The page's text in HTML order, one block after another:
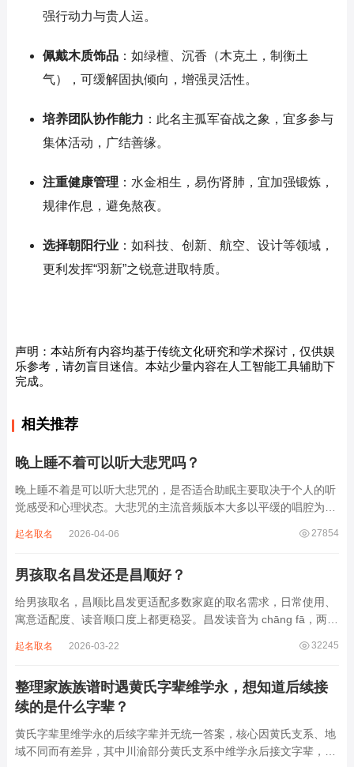
强行动力与贵人运。
佩戴木质饰品：如绿檀、沉香（木克土，制衡土
气），可缓解固执倾向，增强灵活性。
培养团队协作能力 ：此名主孤军奋战之象，宜多参与
集体活动，广结善缘。
注重健康管理 ：水金相生，易伤肾肺，宜加强锻炼，
规律作息，避免熬夜。
选择朝阳行业：如科技、创新、航空、设计等领域，
更利发挥“羽新”之锐意进取特质。
声明：本站所有内容均基于传统文化研究和学术探讨，仅供娱
乐参考，请勿盲目迷信。本站少量内容在人工智能工具辅助下
完成。
相关推荐
晚上睡不着可以听大悲咒吗？
晚上睡不着是可以听大悲咒的，是否适合助眠主要取决于个人的听
觉感受和心理状态。大悲咒的主流音频版本大多以平缓的唱腔为
急促的鼓点，这类音频本身具备静心的基础特质。睡前思绪繁杂、
27854
起名取名 2026-04-06
男孩取名昌发还是昌顺好？
给男孩取名，昌顺比昌发更适配多数家庭的取名需求，日常使用、
寓意适配度、读音顺口度上都更稳妥。昌发读音为 chāng fā，两个
离叫名字时辨识度不高。昌字本义为兴盛、繁茂，发字核心指向发
32245
起名取名 2026-03-22
整理家族族谱时遇黄氏字辈维学永，想知道后续接
续的是什么字辈？
黄氏字辈里维学永的后续字辈并无统一答案，核心因黄氏支系、地
域不同而有差异，其中川渝部分黄氏支系中维学永后接文字辈，完